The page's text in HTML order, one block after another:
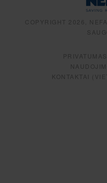
COPYRIGHT 2026,
KONTAKTAI